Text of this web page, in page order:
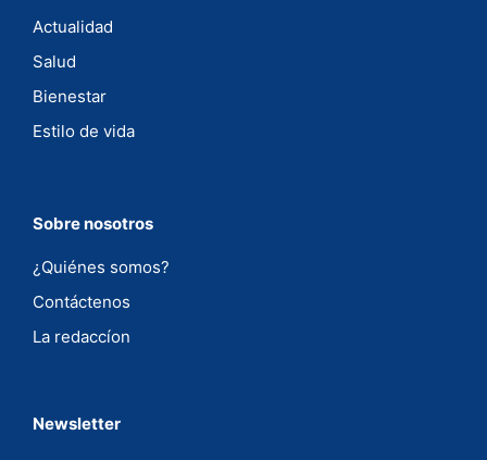
Actualidad
Salud
Bienestar
Estilo de vida
Sobre nosotros
¿Quiénes somos?
Contáctenos
La redaccíon
Newsletter